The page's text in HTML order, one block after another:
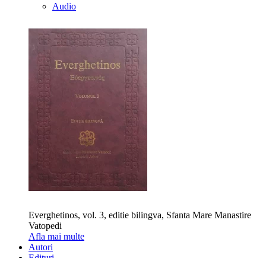
Audio
Everghetinos, vol. 3, editie bilingva, Sfanta Mare Manastire
Vatopedi
Afla mai multe
Autori